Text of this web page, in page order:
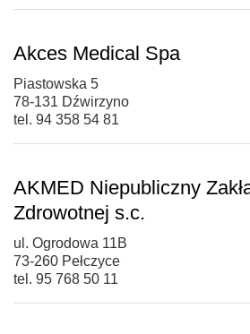
Akces Medical Spa
Piastowska 5
78-131 Dźwirzyno
tel. 94 358 54 81
AKMED Niepubliczny
Zdrowotnej s.c.
ul. Ogrodowa 11B
73-260 Pełczyce
tel. 95 768 50 11